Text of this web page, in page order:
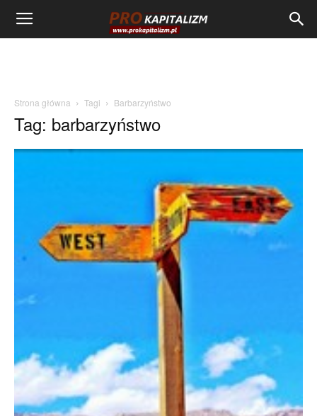
Strona główna Tagi Barbarzyństwo
Tag: barbarzyństwo